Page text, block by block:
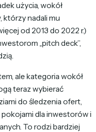
użycia, wokół
którzy nadali mu
od 2013 do 2022 r.)
„pitch deck”,
ale kategoria wokół
teraz wybierać
do śledzenia ofert,
pokojami dla inwestorów i
To rodzi bardziej